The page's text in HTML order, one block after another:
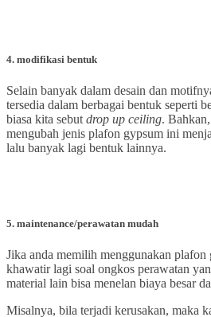
4. modifikasi bentuk
Selain banyak dalam desain dan
tersedia dalam berbagai bentuk seperti
biasa kita sebut drop up ceiling.
mengubah jenis plafon gypsum ini
lalu banyak lagi bentuk lainnya.
5. maintenance/perawatan mudah
Jika anda memilih menggunakan
khawatir lagi soal ongkos perawatan
material lain bisa menelan biaya besar
Misalnya, bila terjadi kerusakan, maka